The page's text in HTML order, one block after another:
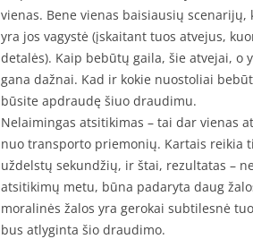
vienas. Bene vienas baisiausių
yra jos vagystė (įskaitant tuos atvejus,
detalės). Kaip bebūtų gaila, šie atvejai, o
gana dažnai. Kad ir kokie nuostoliai
būsite apdraudę šiuo draudimu.
Nelaimingas atsitikimas – tai dar vienas
nuo transporto priemonių. Kartais reikia
uždelstų sekundžių, ir štai, rezultatas –
atsitikimų metu, būna padaryta daug
moralinės žalos yra gerokai subtilesnė
bus atlyginta šio draudimo.